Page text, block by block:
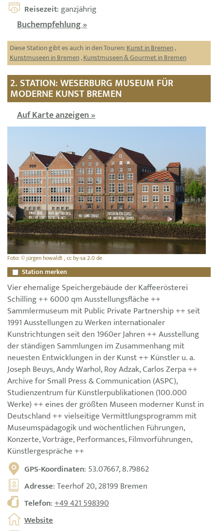
Reisezeit: ganzjährig
Buchempfehlung »
Diese Station gibt es auch in den Touren:Kunst in Bremen,
Kunstmuseen in Bremen,Kunstmuseen & Gourmet in Bremen
2. STATION: WESERBURG MUSEUM FÜR
MODERNE KUNST BREMEN
Auf Karte anzeigen »
Foto: © jürgen howaldt , cc by-sa 2.0 de
Station merken
Vier ehemalige Speichergebäude der Kaffeerösterei
Schilling ++ 6000 qm Ausstellungsfläche ++
Sammlermuseum mit Public Private Partnership ++ seit
1991 Ausstellungen zu Werken internationaler
Kunstrichtungen seit den 1960er Jahren ++ Ausstellung
der ständigen Sammlungen im Zusammenhang mit
neuesten Entwicklungen in der Kunst ++ Künstler u. a.
Joseph Beuys, Andy Warhol, Roy Adzak, Carlos Zerpa ++
Archive for Small Press & Communication (ASPC),
Studienzentrum für Künstlerpublikationen (100.000
Werke) ++ eines der größten Museen moderner Kunst in
Deutschland ++ vielseitige Vermittlungsprogramm mit
Museumspädagogik und wöchentlichen Führungen,
Konzerte, Vorträge, Performances, Filmvorführungen,
Künstlergespräche ++
GPS-Koordinaten: 53.07667, 8.79862
Adresse: Teerhof 20, 28199 Bremen
Telefon:+49 421 598390
Website